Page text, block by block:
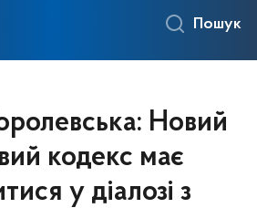
Пошук
Новий
кодекс має
у діалозі з